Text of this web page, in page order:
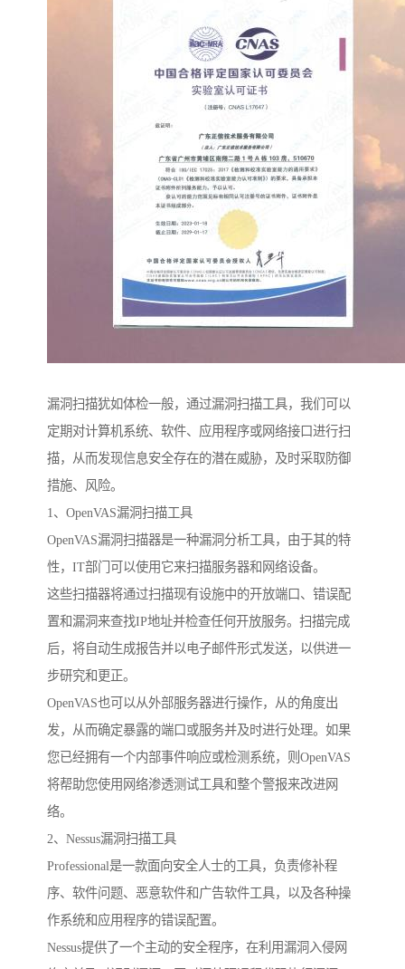
漏洞扫描犹如体检一般，通过漏洞扫描工具，我们可以
定期对计算机系统、软件、应用程序或网络接口进行扫
描，从而发现信息安全存在的潜在威胁，及时采取防御
措施、风险。
1、OpenVAS漏洞扫描工具
OpenVAS漏洞扫描器是一种漏洞分析工具，由于其的特
性，IT部门可以使用它来扫描服务器和网络设备。
这些扫描器将通过扫描现有设施中的开放端口、错误配
置和漏洞来查找IP地址并检查任何开放服务。扫描完成
后，将自动生成报告并以电子邮件形式发送，以供进一
步研究和更正。
OpenVAS也可以从外部服务器进行操作，从的角度出
发，从而确定暴露的端口或服务并及时进行处理。如果
您已经拥有一个内部事件响应或检测系统，则OpenVAS
将帮助您使用网络渗透测试工具和整个警报来改进网
络。
2、Nessus漏洞扫描工具
Professional是一款面向安全人士的工具，负责修补程
序、软件问题、恶意软件和广告软件工具，以及各种操
作系统和应用程序的错误配置。
Nessus提供了一个主动的安全程序，在利用漏洞入侵网